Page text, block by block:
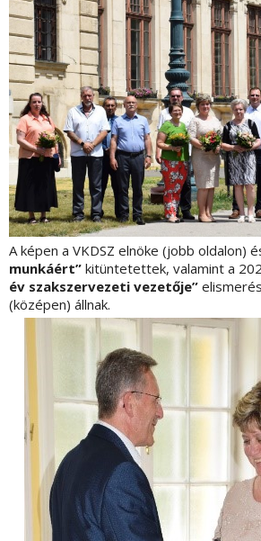
A képen a VKDSZ elnöke (jobb oldalon)
munkáért” kitüntetettek, valamint a
év szakszervezeti vezetője”
(középen) állnak.